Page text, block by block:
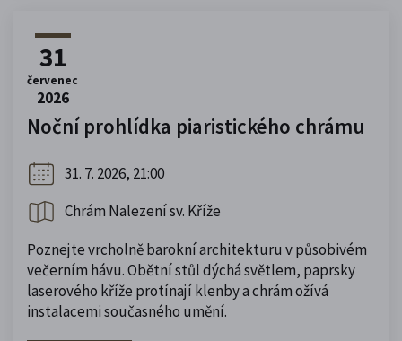
31
červenec
2026
Noční prohlídka piaristického chrámu
31. 7. 2026, 21:00
Chrám Nalezení sv. Kříže
Poznejte vrcholně barokní architekturu v působivém
večerním hávu. Obětní stůl dýchá světlem, paprsky
laserového kříže protínají klenby a chrám ožívá
instalacemi současného umění.